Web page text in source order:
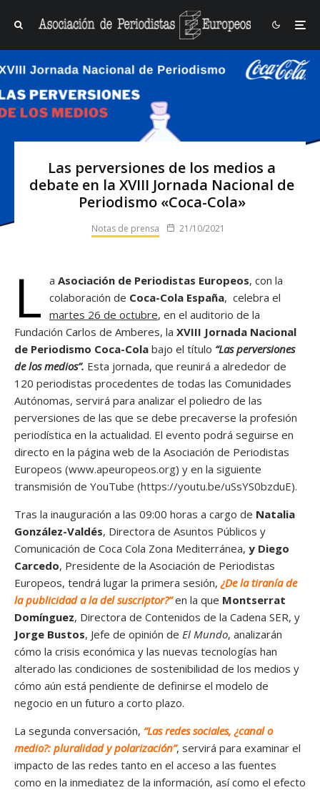
Las perversiones de los medios a
debate en la XVIII Jornada Nacional de
Periodismo «Coca-Cola»
Notas de prensa 21/10/2021
L a Asociación de Periodistas Europeos, con la
colaboración de Coca-Cola España, celebra el
martes 26 de octubre, en el auditorio de la
Fundación Carlos de Amberes, la XVIII Jornada Nacional
de Periodismo Coca-Cola bajo el título “Las perversiones
de los medios”. Esta jornada, que reunirá a alrededor de
120 periodistas procedentes de todas las Comunidades
Autónomas, servirá para analizar el poliedro de las
perversiones de las que se debe precaverse la profesión
periodística en la actualidad. El evento podrá seguirse en
directo en la página web de la Asociación de Periodistas
Europeos (www.apeuropeos.org) y en la siguiente
transmisión de YouTube (https://youtu.be/uSsYS0bzduE).
Tras la inauguración a las 09:00 horas a cargo de Natalia
González-Valdés, Directora de Asuntos Públicos y
Comunicación de Coca Cola Zona Mediterránea, y Diego
Carcedo, Presidente de la Asociación de Periodistas
Europeos, tendrá lugar la primera sesión, ¿De la tiranía de
la publicidad a la del suscriptor?”en la que Montserrat
Domínguez, Directora de Contenidos de la Cadena SER, y
Jorge Bustos, Jefe de opinión de El Mundo, analizarán
cómo la crisis económica y las nuevas tecnologías han
alterado las condiciones de sostenibilidad de los medios y
cómo aún está pendiente de definirse el modelo de
negocio en un futuro a corto plazo.
La segunda conversación, “Las redes sociales, ¿canal o
medio?: pluralidad y polarización”, servirá para examinar el
impacto de las redes tanto en el acceso a las fuentes
como en la inmediatez de la información, así como el efecto